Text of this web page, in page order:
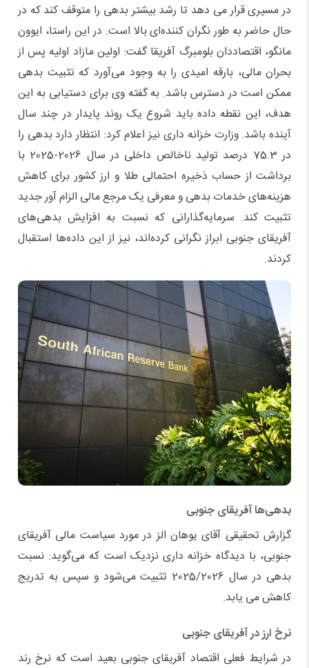
در مسیری قرار می دهد تا رشد بیشتر بدهی را متوقف کند که در
حال حاضر به طور نگران کننده‌ای بالا است. در این راستا، ایوون
مانگو، اقتصاددان بلومبرگ آفریقا گفت: اولین مازاد اولیه پس از
بحران مالی، بارقه امیدی را به وجود می‌آورد که تثبیت بدهی
ممکن است در دسترس باشد. به گفته وی برای دستیابی به این
هدف، این نقطه داده باید شروع یک روند پایدار در چند سال
آینده باشد. وزارت خزانه داری نیز اعلام کرد: انتظار دارد بدهی را
در 75.3 درصد تولید ناخالص داخلی در سال 2026-2025 با
برداشت از حساب ذخیره احتمالی طلا و ارز کشور برای کاهش
هزینه‌های خدمات بدهی و معرفی یک مرجع مالی الزام آور جدید
تثبیت کند. سرمایه‌گذارانی که نسبت به افزایش بدهی‌های
آفریقای جنوبی ابراز نگرانی کرده‌اند، نیز از این داده‌ها استقبال
کردند.
بدهی‌ها آفریقای جنوبی
گزارش تحقیقی آقای یوهان الز در مورد سیاست مالی آفریقای
جنوبی، با دیدگاه خزانه داری نزدیک است که می‌گوید: نسبت
بدهی در سال 2025/2026 تثبیت می‌شود و سپس به تدریج
کاهش می یابد.
نرخ ارز در آفریقای جنوبی
در شرایط فعلی اقتصاد آفریقای جنوبی بعید است که نرخ رند